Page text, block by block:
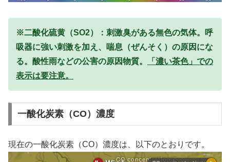
※二酸化硫黄（SO2）：刺激臭がある無色の気体。呼
吸器に強い刺激を加え、喘息（ぜんそく）の原因にな
る。酸性雨などの公害の原因物質。
「濃い茶色」での
表示は要注意。
一酸化炭素（CO）濃度
現在の一酸化炭素（CO）濃度は、以下のとおりです。